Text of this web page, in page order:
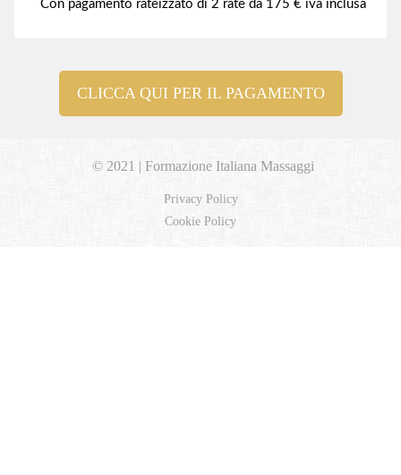
Con pagamento rateizzato di 2 rate da 175 € iva inclusa
CLICCA QUI PER IL PAGAMENTO
© 2021 | Formazione Italiana Massaggi
Privacy Policy
Cookie Policy